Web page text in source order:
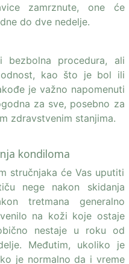
zamrznute, one će
do dve nedelje.
bezbolna procedura, ali
kao što je bol ili
je važno napomenuti
za sve, posebno za
zdravstvenim stanjima.
kondiloma
stručnjaka će Vas uputiti
nege nakon skidanja
tretmana generalno
na koži koje ostaje
nestaje u roku od
Međutim, ukoliko je
je normalno da i vreme